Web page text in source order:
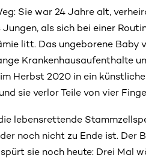
Sie war 24 Jahre alt,
als sich bei einer
litt. Das ungeborene Baby
Krankenhausaufenthalte
Herbst 2020 in ein
sie verlor Teile von vier
lebensrettende
noch nicht zu Ende ist. Der
sie noch heute: Drei Mal